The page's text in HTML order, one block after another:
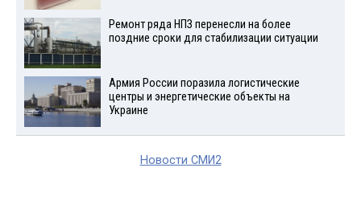
Ремонт ряда НПЗ перенесли на более
поздние сроки для стабилизации ситуации
Армия России поразила логистические
центры и энергетические объекты на
Украине
Новости СМИ2